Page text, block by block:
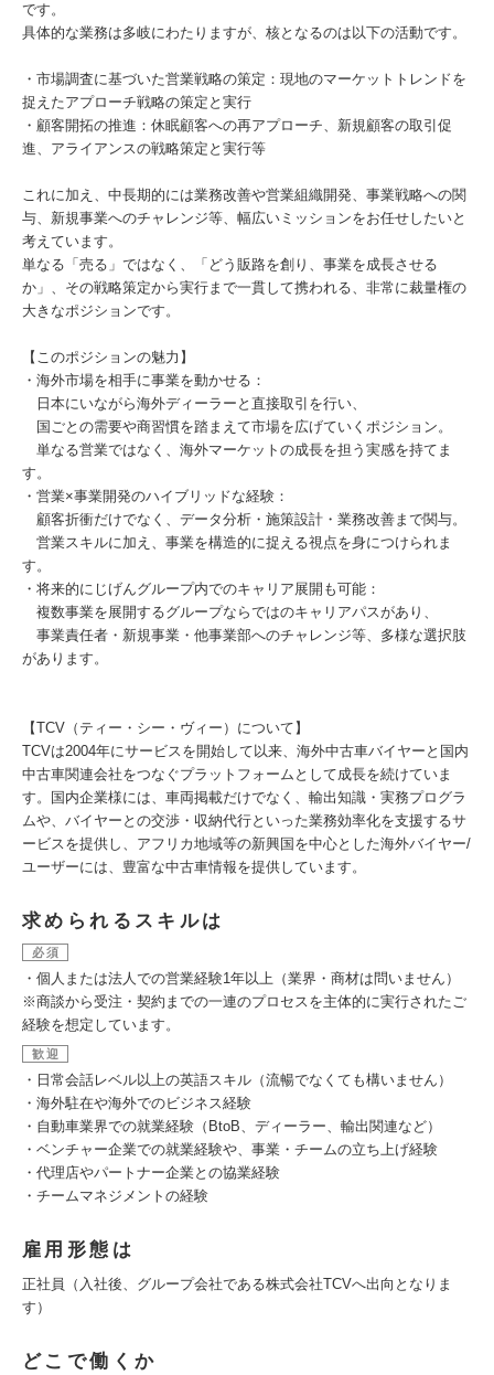
です。
具体的な業務は多岐にわたりますが、核となるのは以下の活動です。
・市場調査に基づいた営業戦略の策定：現地のマーケットトレンドを
捉えたアプローチ戦略の策定と実行
・顧客開拓の推進：休眠顧客への再アプローチ、新規顧客の取引促
進、アライアンスの戦略策定と実行等
これに加え、中長期的には業務改善や営業組織開発、事業戦略への関
与、新規事業へのチャレンジ等、幅広いミッションをお任せしたいと
考えています。
単なる「売る」ではなく、「どう販路を創り、事業を成長させる
か」、その戦略策定から実行まで一貫して携われる、非常に裁量権の
大きなポジションです。
【このポジションの魅力】
・海外市場を相手に事業を動かせる：
日本にいながら海外ディーラーと直接取引を行い、
国ごとの需要や商習慣を踏まえて市場を広げていくポジション。
単なる営業ではなく、海外マーケットの成長を担う実感を持てま
す。
・営業×事業開発のハイブリッドな経験：
顧客折衝だけでなく、データ分析・施策設計・業務改善まで関与。
営業スキルに加え、事業を構造的に捉える視点を身につけられま
す。
・将来的にじげんグループ内でのキャリア展開も可能：
複数事業を展開するグループならではのキャリアパスがあり、
事業責任者・新規事業・他事業部へのチャレンジ等、多様な選択肢
があります。
【TCV（ティー・シー・ヴィー）について】
TCVは2004年にサービスを開始して以来、海外中古車バイヤーと国内
中古車関連会社をつなぐプラットフォームとして成長を続けていま
す。国内企業様には、車両掲載だけでなく、輸出知識・実務プログラ
ムや、バイヤーとの交渉・収納代行といった業務効率化を支援するサ
ービスを提供し、アフリカ地域等の新興国を中心とした海外バイヤー/
ユーザーには、豊富な中古車情報を提供しています。
求められるスキルは
必須
・個人または法人での営業経験1年以上（業界・商材は問いません）
※商談から受注・契約までの一連のプロセスを主体的に実行されたご
経験を想定しています。
歓迎
・日常会話レベル以上の英語スキル（流暢でなくても構いません）
・海外駐在や海外でのビジネス経験
・自動車業界での就業経験（BtoB、ディーラー、輸出関連など）
・ベンチャー企業での就業経験や、事業・チームの立ち上げ経験
・代理店やパートナー企業との協業経験
・チームマネジメントの経験
雇用形態は
正社員（入社後、グループ会社である株式会社TCVへ出向となりま
す）
どこで働くか